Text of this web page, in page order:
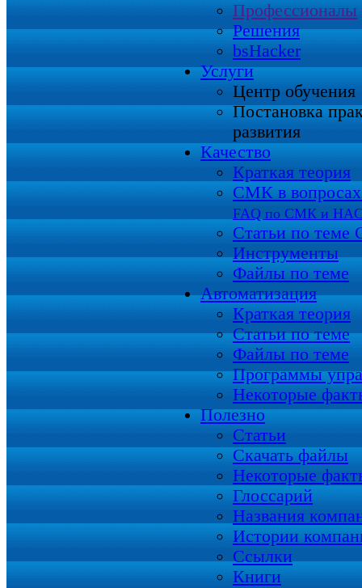
Профессионалы
Решения
bsHacker
Услуги
Центр обучения
Постановка
развития
Качество
Краткая теория
СМК в вопросах
FAQ по СМК и
Статьи по
Инструменты
Файлы по теме
Автоматизация
Краткая теория
Статьи по теме
Файлы по теме
Программы
Некоторые
Полезно
Статьи
Скачать файлы
Некоторые
Глоссарий
Названия
Истории
Ссылки
Книги